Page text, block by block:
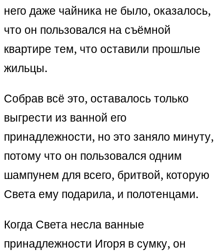
него даже чайника не было, оказалось,
что он пользовался на съёмной
квартире тем, что оставили прошлые
жильцы.
Собрав всё это, оставалось только
выгрести из ванной его
принадлежности, но это заняло минуту,
потому что он пользовался одним
шампунем для всего, бритвой, которую
Света ему подарила, и полотенцами.
Когда Света несла ванные
принадлежности Игоря в сумку, он